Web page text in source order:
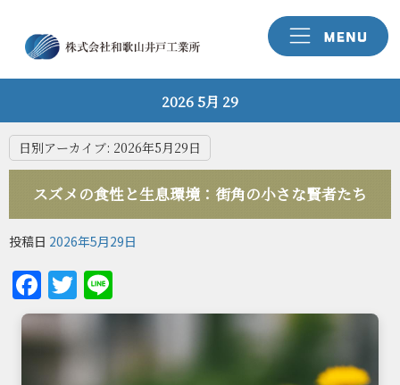
2026 5月 29
日別アーカイブ: 2026年5月29日
スズメの食性と生息環境：街角の小さな賢者たち
投稿日 2026年5月29日
Facebook
Twitter